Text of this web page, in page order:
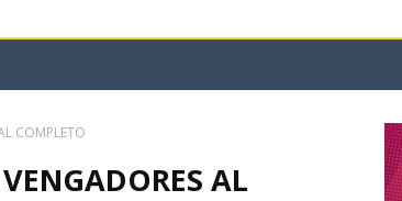
COMPLETO
AL